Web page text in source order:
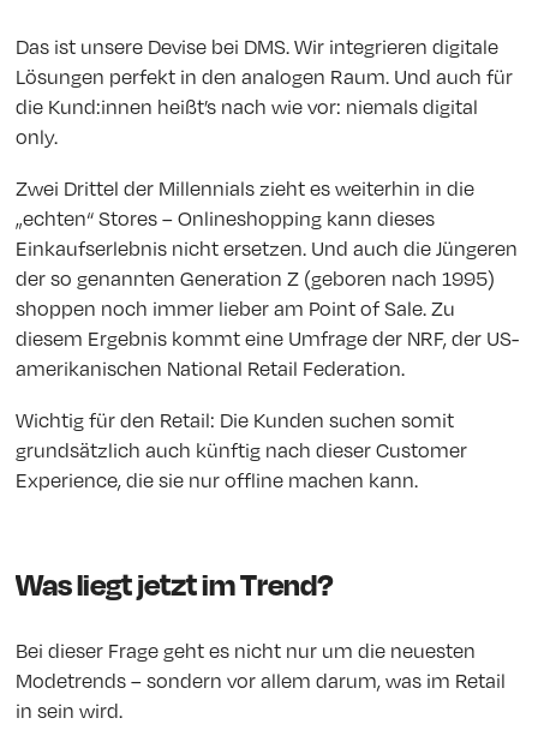
Das ist unsere Devise bei DMS. Wir integrieren digitale
Lösungen perfekt in den analogen Raum. Und auch für
die Kund:innen heißt’s nach wie vor: niemals digital
only.
Zwei Drittel der Millennials zieht es weiterhin in die
„echten“ Stores – Onlineshopping kann dieses
Einkaufserlebnis nicht ersetzen. Und auch die Jüngeren
der so genannten Generation Z (geboren nach 1995)
shoppen noch immer lieber am Point of Sale. Zu
diesem Ergebnis kommt eine Umfrage der NRF, der US-
amerikanischen National Retail Federation.
Wichtig für den Retail: Die Kunden suchen somit
grundsätzlich auch künftig nach dieser Customer
Experience, die sie nur offline machen kann.
Was liegt jetzt im Trend?
Bei dieser Frage geht es nicht nur um die neuesten
Modetrends – sondern vor allem darum, was im Retail
in sein wird.